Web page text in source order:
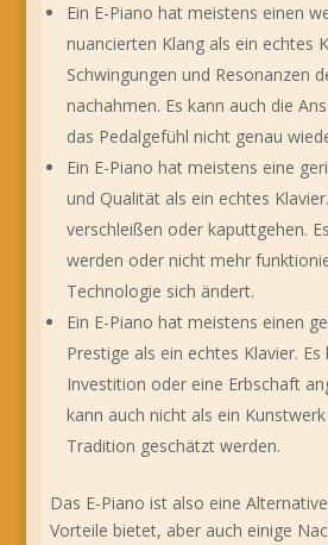
Ein E-Piano hat meistens einen
nuancierten Klang als ein echtes
Schwingungen und Resonanzen
nachahmen. Es kann auch die
das Pedalgefühl nicht genau
Ein E-Piano hat meistens eine
und Qualität als ein echtes
verschleißen oder kaputtgehen.
werden oder nicht mehr
Technologie sich ändert.
Ein E-Piano hat meistens einen
Prestige als ein echtes Klavier.
Investition oder eine Erbschaft
kann auch nicht als ein
Tradition geschätzt werden.
Das E-Piano ist also eine
Vorteile bietet, aber auch einige